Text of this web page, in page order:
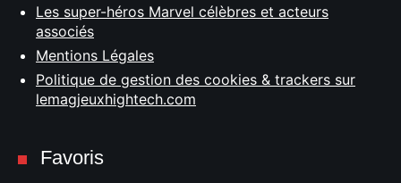
Les super-héros Marvel célèbres et acteurs
associés
Mentions Légales
Politique de gestion des cookies & trackers sur
lemagjeuxhightech.com
Favoris